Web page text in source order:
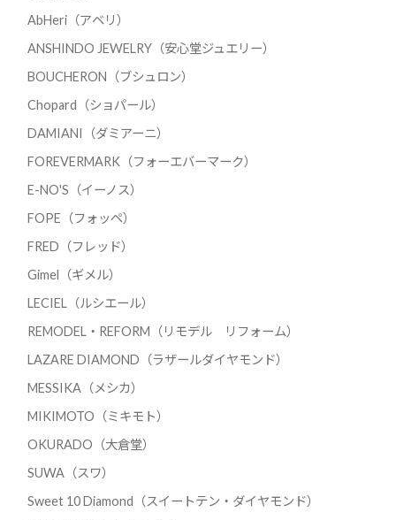
AbHeri（アベリ）
ANSHINDO JEWELRY（安心堂ジュエリー）
BOUCHERON（ブシュロン）
Chopard（ショパール）
DAMIANI（ダミアーニ）
FOREVERMARK（フォーエバーマーク）
E-NO'S（イーノス）
FOPE（フォッペ）
FRED（フレッド）
Gimel（ギメル）
LECIEL（ルシエール）
REMODEL・REFORM（リモデル リフォーム）
LAZARE DIAMOND（ラザールダイヤモンド）
MESSIKA（メシカ）
MIKIMOTO（ミキモト）
OKURADO（大倉堂）
SUWA（スワ）
Sweet 10 Diamond（スイートテン・ダイヤモンド）